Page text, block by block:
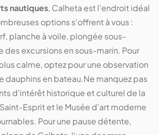
nautiques, Calheta est l'endroit idéal
options s'offrent à vous :
planche à voile, plongée sous-
des excursions en sous-marin. Pour
calme, optez pour une observation
dauphins en bateau.Ne manquez pas
d'intérêt historique et culturel de la
Esprit et le Musée d'art moderne
Pour une pause détente,